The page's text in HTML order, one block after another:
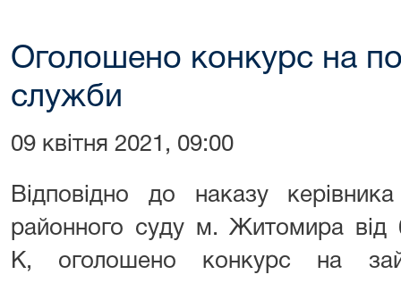
Оголошено конкурс на
служби
09 квітня 2021, 09:00
Відповідно до наказу
районного суду м. Житомира
К, оголошено конкурс на